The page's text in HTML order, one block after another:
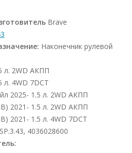
Brave
Наконечник рулевой
л. 2WD АКПП
л. 4WD 7DCT
2025- 1.5 л. 2WD АКПП
2021- 1.5 л. 2WD АКПП
2021- 1.5 л. 4WD 7DCT
4036028600